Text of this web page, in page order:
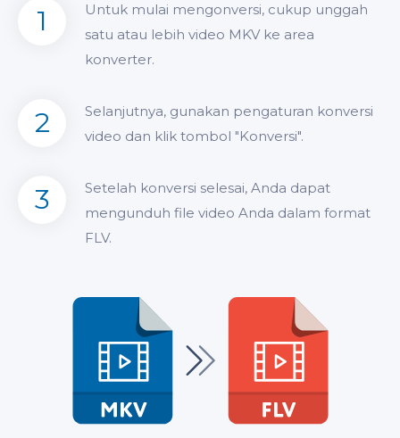
1
Untuk mulai mengonversi, cukup unggah
satu atau lebih video MKV ke area
konverter.
2
Selanjutnya, gunakan pengaturan konversi
video dan klik tombol "Konversi".
3
Setelah konversi selesai, Anda dapat
mengunduh file video Anda dalam format
FLV.